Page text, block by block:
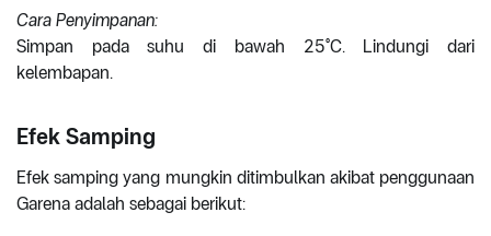
Cara Penyimpanan:
Simpan pada suhu di bawah 25°C. Lindungi dari
kelembapan.
Efek Samping
Efek samping yang mungkin ditimbulkan akibat penggunaan
Garena adalah sebagai berikut: